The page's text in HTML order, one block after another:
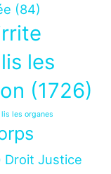
(84)
les
(1726)
lis les organes
Droit Justice